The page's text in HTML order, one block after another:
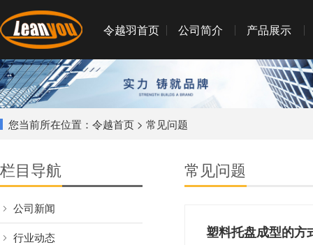
令越羽首页 公司简介 产品展示
您当前所在位置： 令越首页 > 常见问题
栏目导航
公司新闻
行业动态
常见问题
塑料托盘成型的方